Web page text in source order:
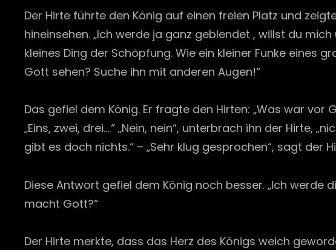
Der Hirte führte den König auf einen freien Platz und
hineinsehen. „Ich werde ja ganz geblendet , willst du
kleines Ding der Schöpfung. Wie ein kleiner Funke eines
Gott sehen? Suche ihn mit anderen Augen!“
Das gefiel dem König. Er fragte den Hirten: „Was war vor
„Eins, zwei, drei….“ „Nein, nein“, unterbrach ihn der Hirte,
gibt es doch nichts.“ – „Sehr klug gesprochen“, sagt der
Diese Antwort gefiel dem König noch besser. „Ich
macht Gott?“
Der Hirte merkte, dass das Herz des Königs weich